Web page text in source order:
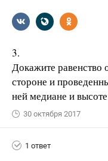
3.
Докажите равенство
стороне и
ней медиане и
30 октября 2017
1 ответ